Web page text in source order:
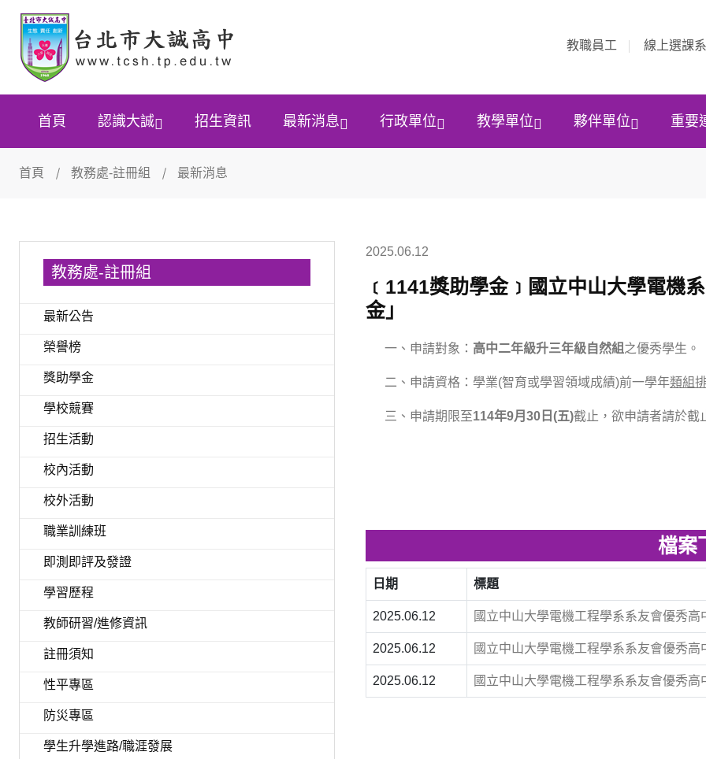
教職員工 線上選課
首頁 認識大誠 招生資訊 最新消息 行政單位 教學單位 夥伴單位 重要
首頁 教務處-註冊組 最新消息
教務處-註冊組
最新公告
榮譽榜
獎助學金
學校競賽
招生活動
校內活動
校外活動
職業訓練班
即測即評及發證
學習歷程
教師研習/進修資訊
註冊須知
性平專區
防災專區
學生升學進路/職涯發展
2025.06.12
﹝1141獎助學金﹞國立中山大學電機
金」
一、申請對象： 高中二年級升三年級自然組 之優秀學生。
二、申請資格：學業(智育或學習領域成績)前一學年類組
三、申請期限至114年9月30日(五)截止，欲申請者請於截
檔案
日期 標題
2025.06.12 國立中山大學電機工程學系系友會優秀高
2025.06.12 國立中山大學電機工程學系系友會優秀
2025.06.12 國立中山大學電機工程學系系友會優秀高